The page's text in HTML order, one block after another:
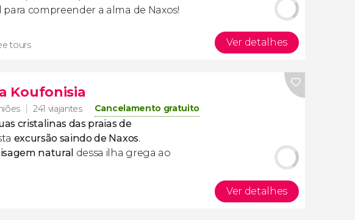
compreender a alma de Naxos!
tours Ver detalhes
Koufonisia
241 viajantes Cancelamento gratuito
cristalinas das praias de
excursão saindo de Naxos.
natural dessa ilha grega ao
Ver detalhes